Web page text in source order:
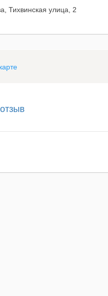
Тихвинская улица, 2